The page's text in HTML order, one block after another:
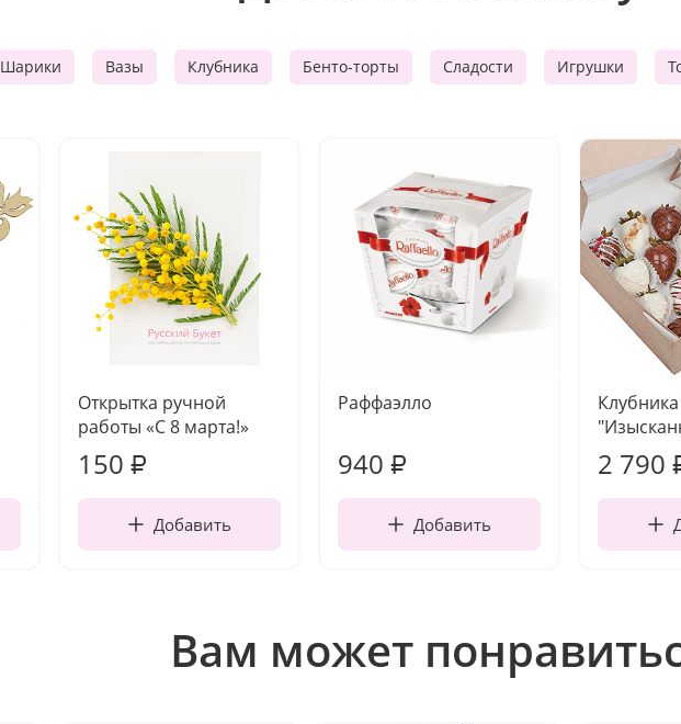
Шарики Вазы Клубника Бенто-торты Сладости Игрушки
Открытка ручной
работы «С 8 марта!»
150 ₽
Добавить
Раффаэлло
940 ₽
Добавить
2 790
Вам может